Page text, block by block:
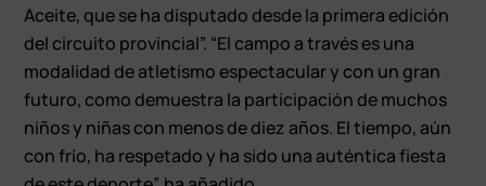
Aceite, que se ha disputado desde la primera edición
del circuito provincial”. “El campo a través es una
modalidad de atletismo espectacular y con un gran
futuro, como demuestra la participación de muchos
niños y niñas con menos de diez años. El tiempo, aún
con frío, ha respetado y ha sido una auténtica fiesta